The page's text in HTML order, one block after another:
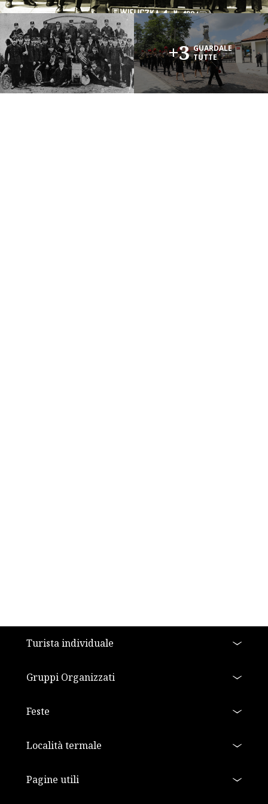
+3 GUARDALE
TUTTE
a11y.footer
Turista individuale
Gruppi Organizzati
Feste
Località termale
Pagine utili